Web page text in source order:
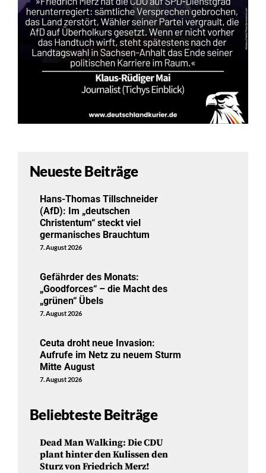
Neueste Beiträge
Hans-Thomas Tillschneider
(AfD): Im „deutschen
Christentum“ steckt viel
germanisches Brauchtum
7. August 2026
Gefährder des Monats:
„Goodforces“ – die Macht des
„grünen“ Übels
7. August 2026
Ceuta droht neue Invasion:
Aufrufe im Netz zu neuem Sturm
Mitte August
7. August 2026
Beliebteste Beiträge
Dead Man Walking: Die CDU
plant hinter den Kulissen den
Sturz von Friedrich Merz!